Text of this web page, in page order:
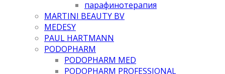
парафинотерапия
MARTINI BEAUTY BV
MEDESY
PAUL HARTMANN
PODOPHARM
PODOPHARM MED
PODOPHARM PROFESSIONAL